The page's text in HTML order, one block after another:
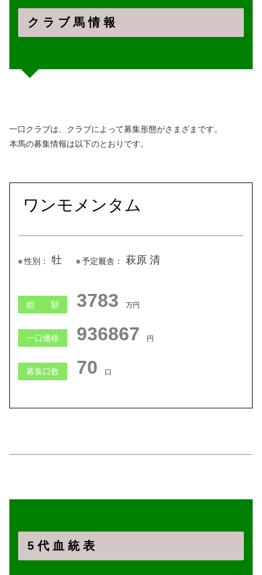
ク ラ ブ 馬 情 報
一口クラブは、クラブによって募集形態がさまざまです。
本馬の募集情報は以下のとおりです。
ワンモメンタム
性別： 牡 予定厩舎： 萩原 清
総 額 3768 万円
一口価格 932785 円
募集口数 71 口
5 代 血 統 表